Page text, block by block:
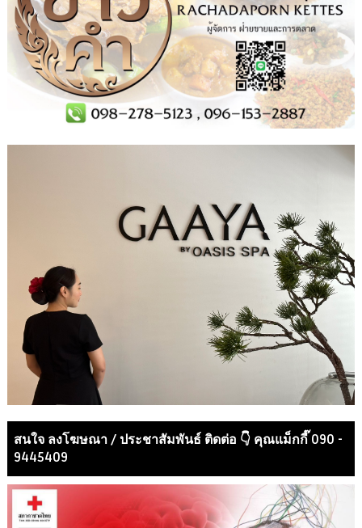
สนใจ ลงโฆษณา / ประชาสัมพันธ์ ติดต่อ 👇 คุณแม็กกี๊ 090 -
9445409